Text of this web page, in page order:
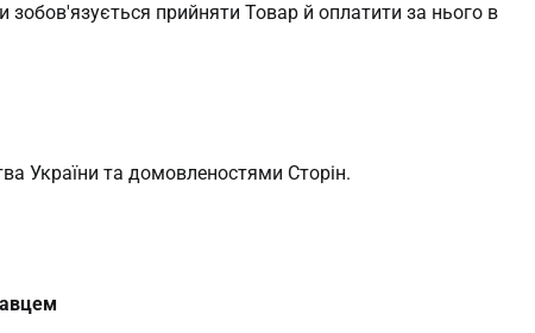
прийняти Товар й оплатити за нього в
України та домовленостями Сторін.